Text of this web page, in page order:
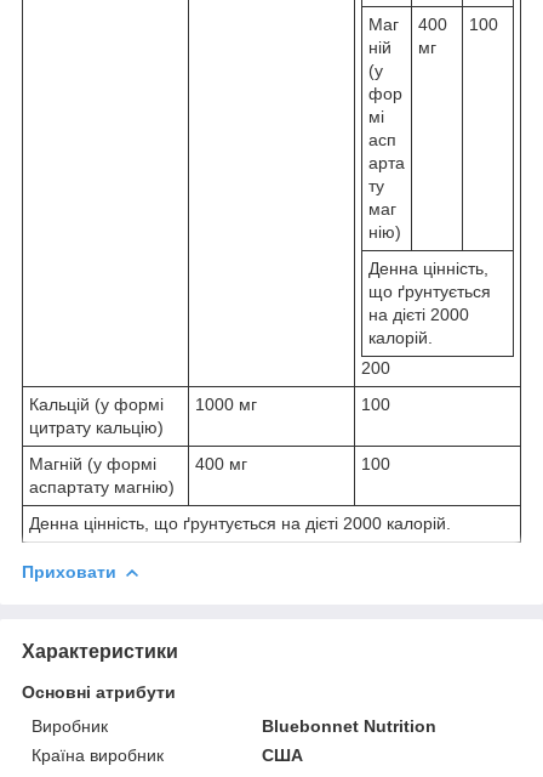
Маг
ній
(у
фор
мі
асп
арта
ту
маг
нію)
400
мг
100
Денна цінність,
що ґрунтується
на дієті 2000
калорій.
200
Кальцій (у формі
цитрату кальцію)
1000 мг 100
Магній (у формі
аспартату магнію)
400 мг 100
Денна цінність, що ґрунтується на дієті 2000 калорій.
Приховати
Характеристики
Основні атрибути
Виробник
Bluebonnet Nutrition
Країна виробник
США